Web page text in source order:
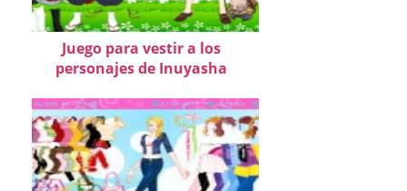
Juego para vestir a los
personajes de Inuyasha